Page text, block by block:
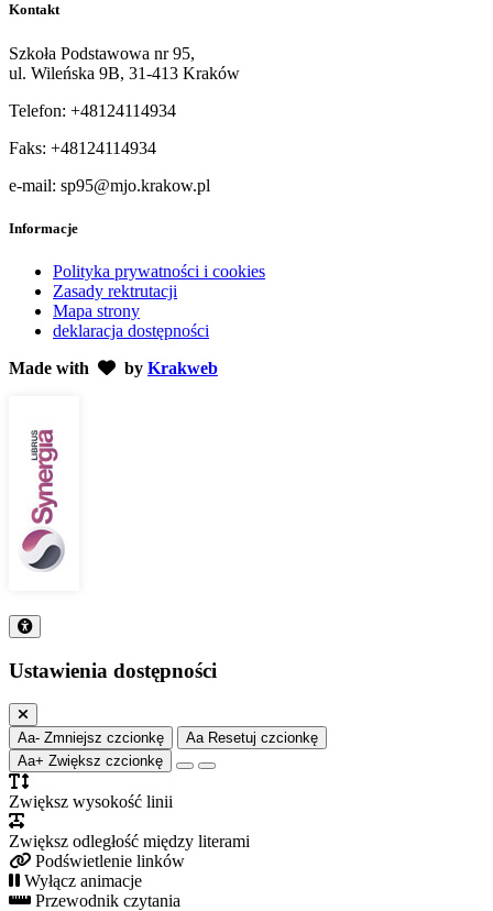
Kontakt
Szkoła Podstawowa nr 95,
ul. Wileńska 9B, 31-413 Kraków
Telefon: +48124114934
Faks: +48124114934
e-mail: sp95@mjo.krakow.pl
Informacje
Polityka prywatności i cookies
Zasady rektrutacji
Mapa strony
deklaracja dostępności
Made with
by Krakweb
Ustawienia dostępności
Aa- Zmniejsz czcionkę Aa Resetuj czcionkę
Aa+ Zwiększ czcionkę
Zwiększ wysokość linii
Zwiększ odległość między literami
Podświetlenie linków
Wyłącz animacje
Przewodnik czytania